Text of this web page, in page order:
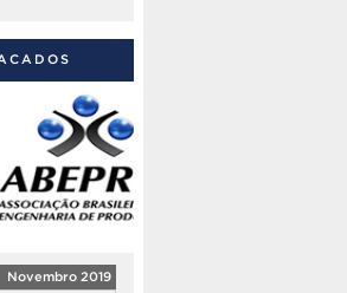
Novembro 2019